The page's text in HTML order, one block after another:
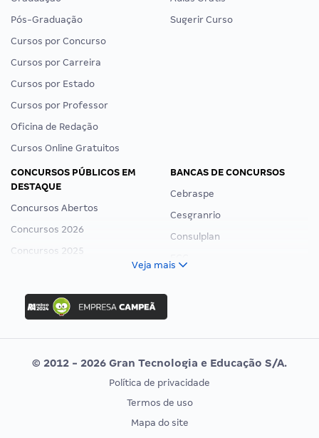
Pós-Graduação
Cursos por Concurso
Cursos por Carreira
Cursos por Estado
Cursos por Professor
Oficina de Redação
Cursos Online Gratuitos
Sugerir Curso
CONCURSOS PÚBLICOS EM
DESTAQUE
Concursos Abertos
Concursos 2026
Concursos 2025
Concurso Ibama
Concurso MPU
Editais publicados
BANCAS DE CONCURSOS
Cebraspe
Cesgranrio
Consulplan
Vunesp
CONCURSOS POR PROFISSÃO
EXAME DE ORDEM
Veja mais
© 2012 - 2026 Gran Tecnologia e Educação S/A.
Política de privacidade
Termos de uso
Mapa do site